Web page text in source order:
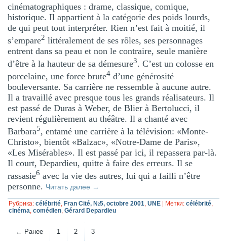
cinématographiques : drame, classique, comique,
historique. Il appartient à la catégorie des poids lourds,
de qui peut tout interpréter. Rien n’est fait à moitié, il
s’empare2 littéralement de ses rôles, ses personnages
entrent dans sa peau et non le contraire, seule manière
d’être à la hauteur de sa démesure3. C’est un colosse en
porcelaine, une force brute4 d’une générosité
bouleversante. Sa carrière ne ressemble à aucune autre.
Il a travaillé avec presque tous les grands réalisateurs. Il
est passé de Duras à Weber, de Blier à Bertolucci, il
revient régulièrement au théâtre. Il a chanté avec
Barbara5, entamé une carrière à la télévision: «Monte-
Christo», bientôt «Balzac», «Notre-Dame de Paris»,
«Les Misérables». Il est passé par ici, il repassera par-là.
Il court, Depardieu, quitte à faire des erreurs. Il se
rassasie6 avec la vie des autres, lui qui a failli n’être
personne. Читать далее →
Рубрика: célébrité, Fran Cité, №5, octobre 2001,UNE Метки: célébrité,
cinéma,comédien,Gérard Depardieu
← Ранее 1 2 3